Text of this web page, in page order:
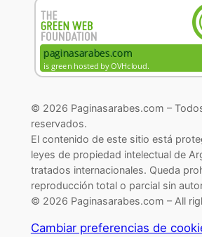
© 2026 Paginasarabes.com –
reservados.
El contenido de este sitio está
leyes de propiedad intelectual de
tratados internacionales. Queda
reproducción total o parcial sin
© 2026 Paginasarabes.com – All
Cambiar preferencias de